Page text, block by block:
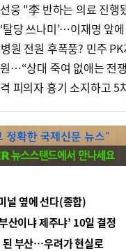
웅 "李 반하는 의료 진
탈당 쓰나미’…이재명 앞
원 전원 후폭풍? 민주
…“상대 죽여 없애는 전
피의자 흉기 소지하고 5
널 옆에 선다(종합)
산이냐 제주냐’ 10일 결정
된 부산…우려가 현실로